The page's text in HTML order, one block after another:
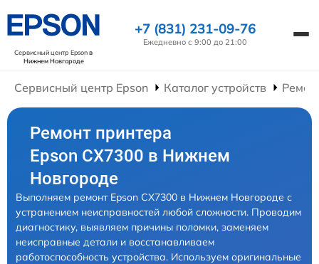
Сервисный центр Epsonв
Нижнем Новгороде
+7 (831) 231-09-76
Ежедневно с 9:00 до 21:00
Сервисный центр Epson Каталог устройств
Ремонт принтера
Epson CX7300 в Нижнем
Новгороде
Выполняем ремонт Epson CX7300 в Нижнем Новгороде с
устранением неисправностей любой сложности. Проводим
диагностику, выявляем причины поломки, заменяем
неисправные детали и восстанавливаем
работоспособность устройства. Используем оригинальные